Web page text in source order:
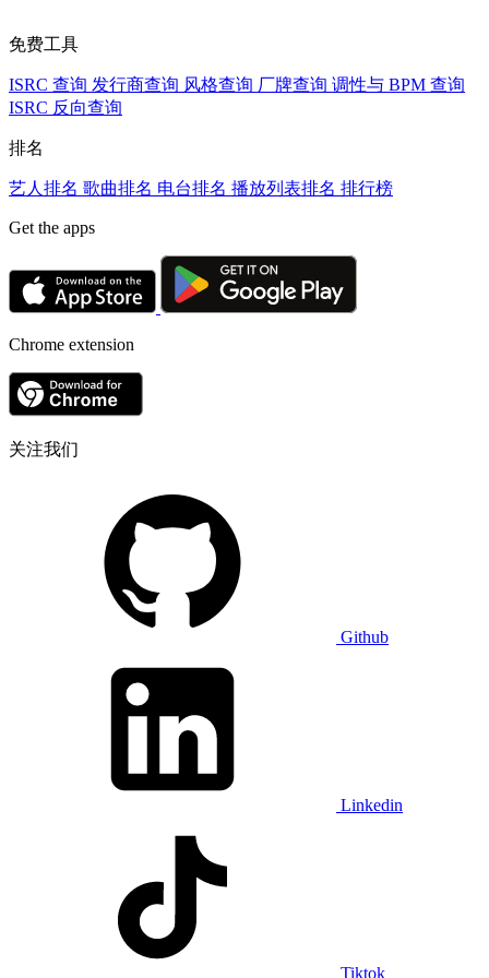
免费工具
ISRC 查询 发行商查询 风格查询 厂牌查询 调性与 BPM 查询
ISRC 反向查询
排名
艺人排名 歌曲排名 电台排名 播放列表排名 排行榜
Get the apps
Chrome extension
关注我们
Github
Linkedin
Tiktok